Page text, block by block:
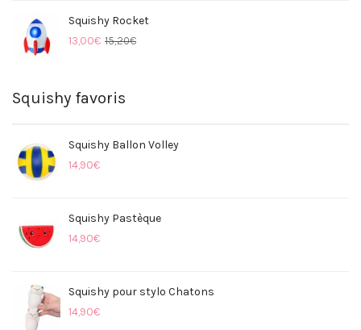
Squishy Rocket
15,20€
13,00€
Squishy favoris
Squishy Ballon Volley
14,90€
Squishy Pastèque
14,90€
Squishy pour stylo Chatons
14,90€